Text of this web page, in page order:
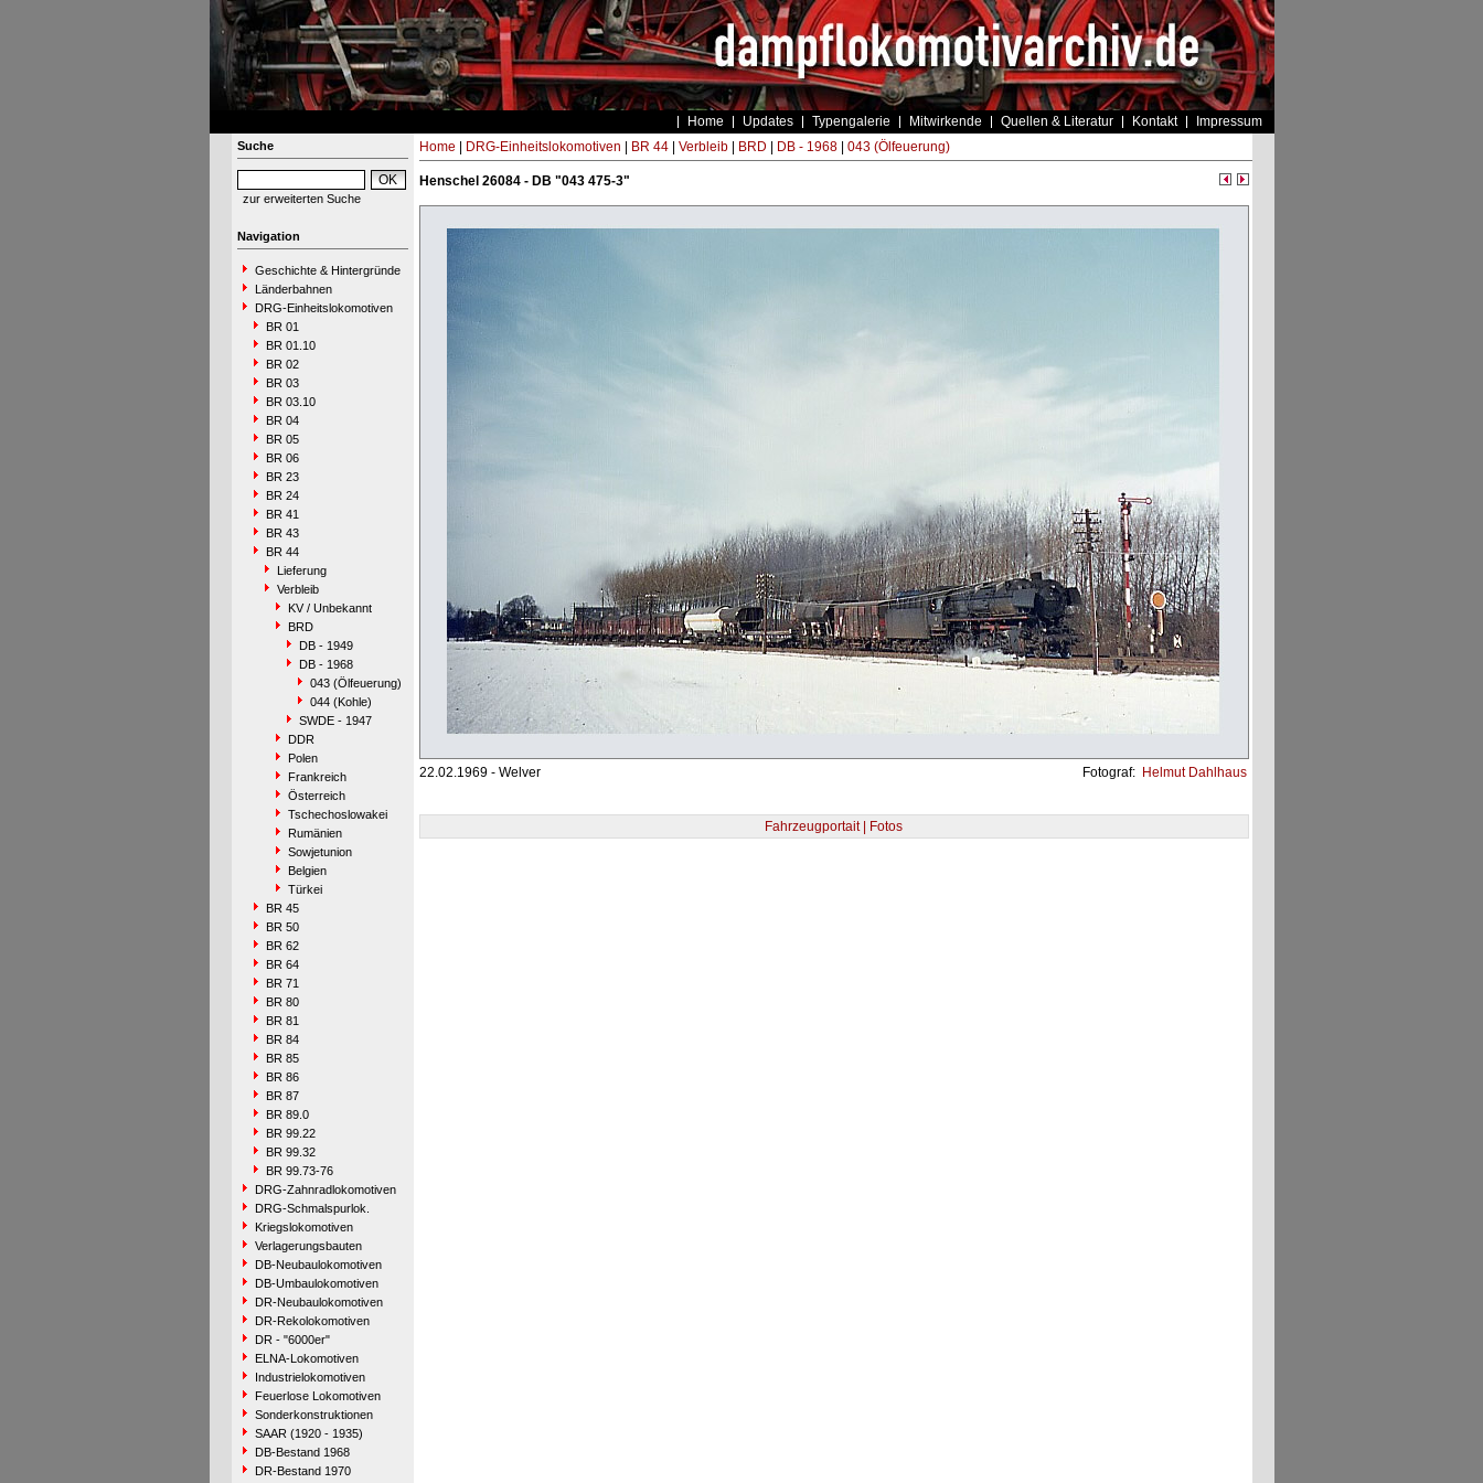
Home Updates Typengalerie Mitwirkende Quellen & Literatur Kontakt Impressum
Suche
zur erweiterten Suche
Navigation
Geschichte & Hintergründe
Länderbahnen
DRG-Einheitslokomotiven
BR 01
BR 01.10
BR 02
BR 03
BR 03.10
BR 04
BR 05
BR 06
BR 23
BR 24
BR 41
BR 43
BR 44
Lieferung
Verbleib
KV / Unbekannt
BRD
DB - 1949
DB - 1968
043 (Ölfeuerung)
044 (Kohle)
SWDE - 1947
DDR
Polen
Frankreich
Österreich
Tschechoslowakei
Rumänien
Sowjetunion
Belgien
Türkei
BR 45
BR 50
BR 62
BR 64
BR 71
BR 80
BR 81
BR 84
BR 85
BR 86
BR 87
BR 89.0
BR 99.22
BR 99.32
BR 99.73-76
DRG-Zahnradlokomotiven
DRG-Schmalspurlok.
Kriegslokomotiven
Verlagerungsbauten
DB-Neubaulokomotiven
DB-Umbaulokomotiven
DR-Neubaulokomotiven
DR-Rekolokomotiven
DR - "6000er"
ELNA-Lokomotiven
Industrielokomotiven
Feuerlose Lokomotiven
Sonderkonstruktionen
SAAR (1920 - 1935)
DB-Bestand 1968
DR-Bestand 1970
Home DRG-Einheitslokomotiven BR 44| Verbleib| BRD DB - 1968| 043 (Ölfeuerung)
Henschel 26084 - DB "043 475-3"
22.02.1969 - Welver Fotograf: Helmut Dahlhaus
Fahrzeugportait | Fotos